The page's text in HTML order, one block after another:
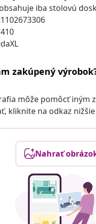
iba stolovú
zakúpený
môže pomôcť iným
kliknite na odkaz nižšie
Nahrať